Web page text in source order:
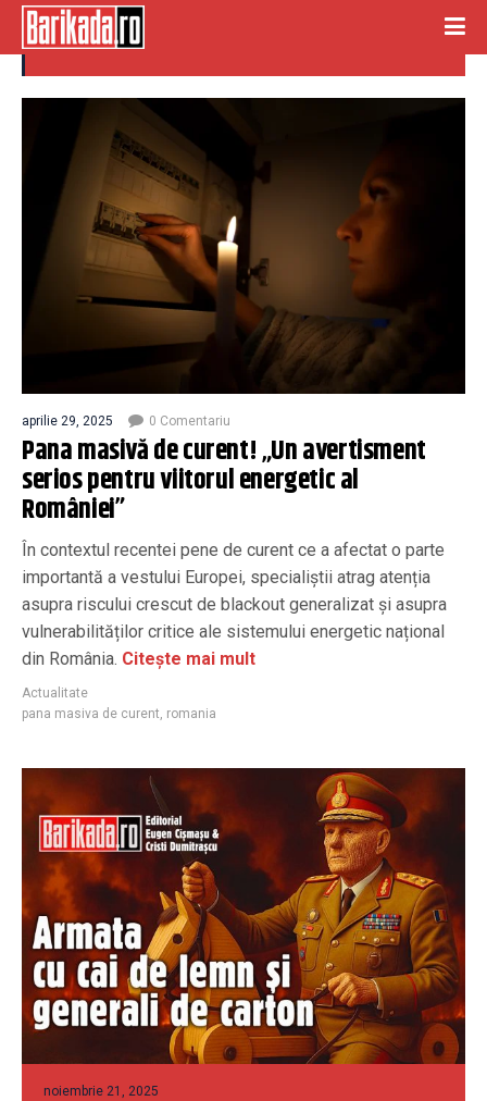
pana masiva de curent
aprilie 29, 2025 0 Comentariu
Pana masivă de curent! „Un avertisment
serios pentru viitorul energetic al
României”
În contextul recentei pene de curent ce a afectat o parte
importantă a vestului Europei, specialiștii atrag atenția
asupra riscului crescut de blackout generalizat și asupra
vulnerabilităților critice ale sistemului energetic național
din România. Citește mai mult
Actualitate
pana masiva de curent, romania
noiembrie 21, 2025